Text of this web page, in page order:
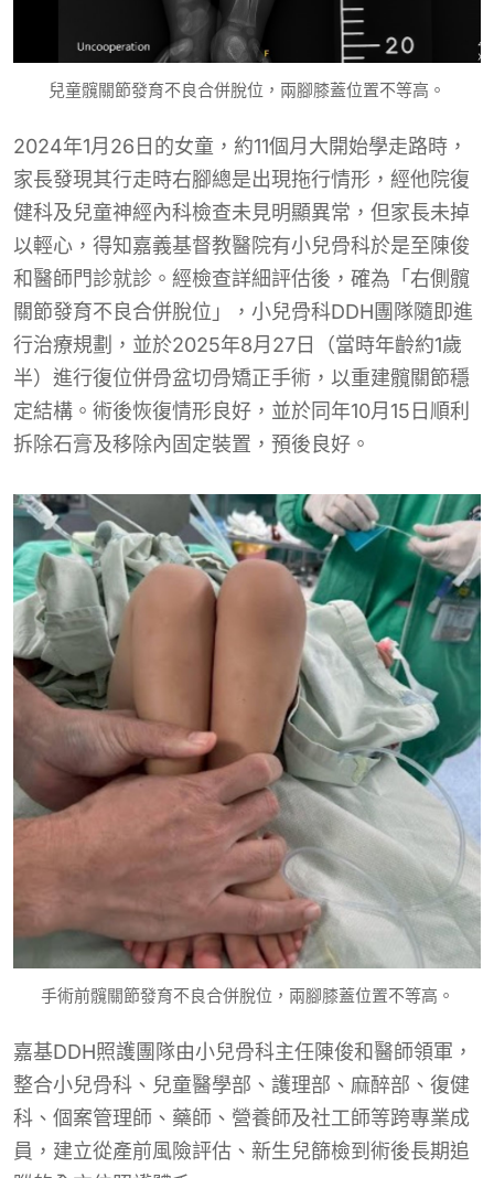
兒童髖關節發育不良合併脫位，兩腳膝蓋位置不等高。
2024年1月26日的女童，約11個月大開始學走路時，
家長發現其行走時右腳總是出現拖行情形，經他院復
健科及兒童神經內科檢查未見明顯異常，但家長未掉
以輕心，得知嘉義基督教醫院有小兒骨科於是至陳俊
和醫師門診就診。經檢查詳細評估後，確為「右側髖
關節發育不良合併脫位」，小兒骨科DDH團隊隨即進
行治療規劃，並於2025年8月27日（當時年齡約1歲
半）進行復位併骨盆切骨矯正手術，以重建髖關節穩
定結構。術後恢復情形良好，並於同年10月15日順利
拆除石膏及移除內固定裝置，預後良好。
手術前髖關節發育不良合併脫位，兩腳膝蓋位置不等高。
嘉基DDH照護團隊由小兒骨科主任陳俊和醫師領軍，
整合小兒骨科、兒童醫學部、護理部、麻醉部、復健
科、個案管理師、藥師、營養師及社工師等跨專業成
員，建立從產前風險評估、新生兒篩檢到術後長期追